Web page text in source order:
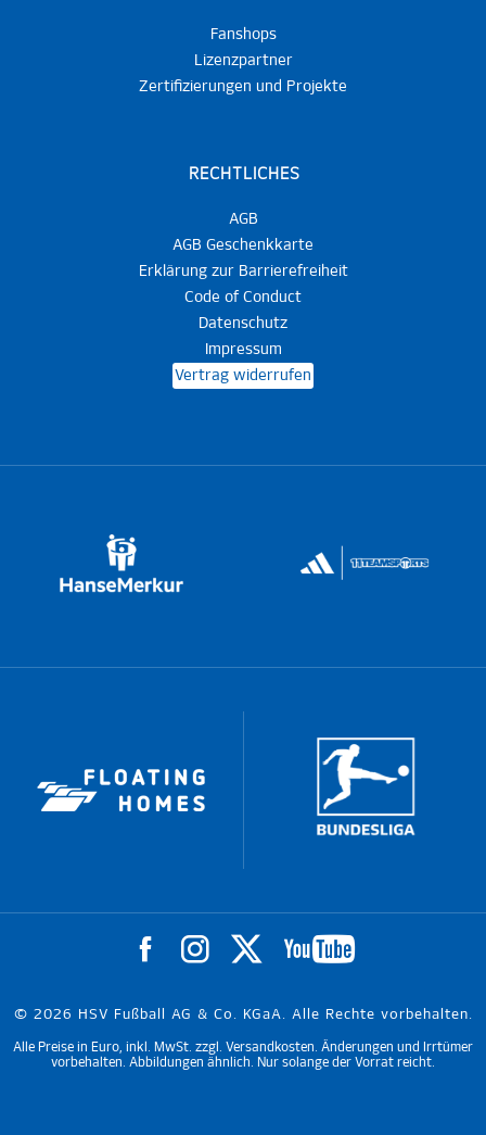
Fanshops
Lizenzpartner
Zertifizierungen und Projekte
RECHTLICHES
AGB
AGB Geschenkkarte
Erklärung zur Barrierefreiheit
Code of Conduct
Datenschutz
Impressum
Vertrag widerrufen
© 2026 HSV Fußball AG & Co. KGaA. Alle Rechte vorbehalten.
Alle Preise in Euro, inkl. MwSt. zzgl. Versandkosten. Änderungen und Irrtümer
vorbehalten. Abbildungen ähnlich. Nur solange der Vorrat reicht.